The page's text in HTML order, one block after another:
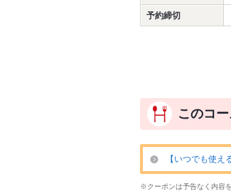
予約締切
このコ
【いつでも使
※クーポンは予告なく内容